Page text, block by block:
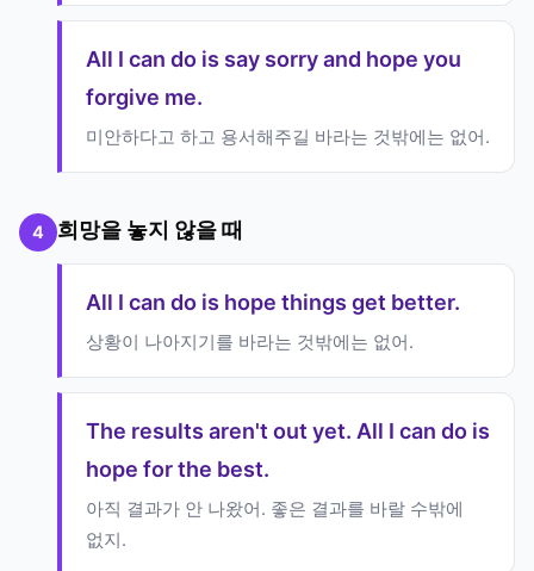
All I can do is say sorry and hope you
forgive me.
미안하다고 하고 용서해주길 바라는 것밖에는 없어.
4 희망을 놓지 않을 때
All I can do is hope things get better.
상황이 나아지기를 바라는 것밖에는 없어.
The results aren't out yet. All I can do is
hope for the best.
아직 결과가 안 나왔어. 좋은 결과를 바랄 수밖에
없지.